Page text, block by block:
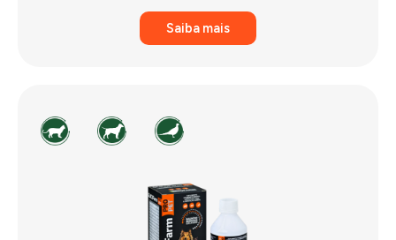
Saiba mais